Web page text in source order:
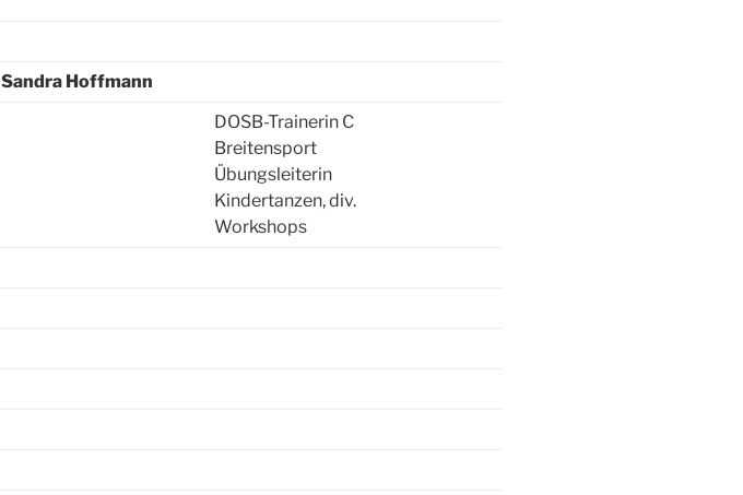
Sandra Hoffmann
DOSB-Trainerin C
Breitensport
Übungsleiterin
Kindertanzen, div.
Workshops